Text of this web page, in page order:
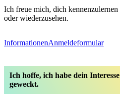
Ich freue mich, dich kennenzulernen
oder wiederzusehen.
InformationenAnmeldeformular
Ich hoffe, ich habe dein Interesse
geweckt.